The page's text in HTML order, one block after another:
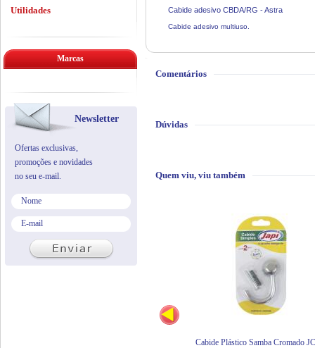
Cabide adesivo CBDA/RG - Astra
Cabide adesivo multiuso.
Comentários
Dúvidas
Quem viu, viu também
Cabide Plástico Samba Cromado
Utilidades
Marcas
Newsletter
Ofertas exclusivas,
promoções e novidades
no seu e-mail.